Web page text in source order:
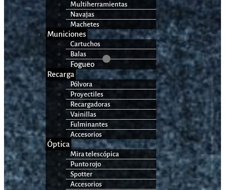
Multiherramientas
Navajas
Machetes
Municiones
Cartuchos
Balas
Fogueo
Recarga
Pólvora
Proyectiles
Recargadoras
Vainillas
Fulminantes
Accesorios
Óptica
Mira telescópica
Punto rojo
Spotter
Accesorios